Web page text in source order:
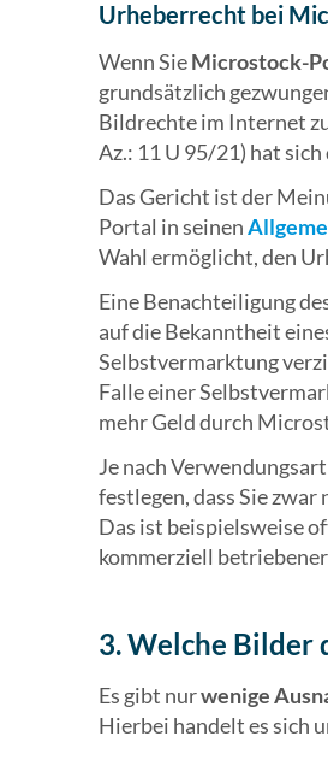
Urheberrecht bei
Wenn SieMicrostock-
grundsätzlich
Bildrechte im Internet
Az.: 11 U 95/21) hat sich
Das Gericht ist der
Portal in seinen
Wahl ermöglicht, den
Eine Benachteiligung
auf die Bekanntheit
Selbstvermarktung
Falle einer
mehr Geld durch
Je nach
festlegen, dass Sie
Das ist beispielsweise
kommerziell
3. Welche Bilder
Es gibt nurwenige
Hierbei handelt es sich